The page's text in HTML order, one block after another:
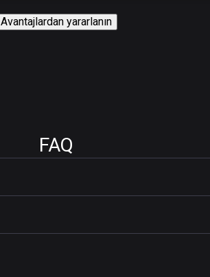
Avantajlardan yararlanın
FAQ